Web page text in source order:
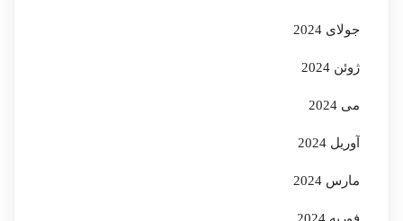
جولای 2024
ژوئن 2024
می 2024
آوریل 2024
مارس 2024